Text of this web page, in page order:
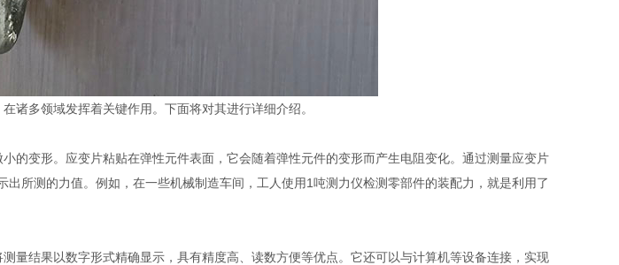
诸多领域发挥着关键作用。下面将对其进行详细介绍。
的变形。应变片粘贴在弹性元件表面，它会随着弹性元件的变形而产生电阻变化。通过测量应变片
所测的力值。例如，在一些机械制造车间，工人使用1吨测力仪检测零部件的装配力，就是利用了
量结果以数字形式精确显示，具有精度高、读数方便等优点。它还可以与计算机等设备连接，实现